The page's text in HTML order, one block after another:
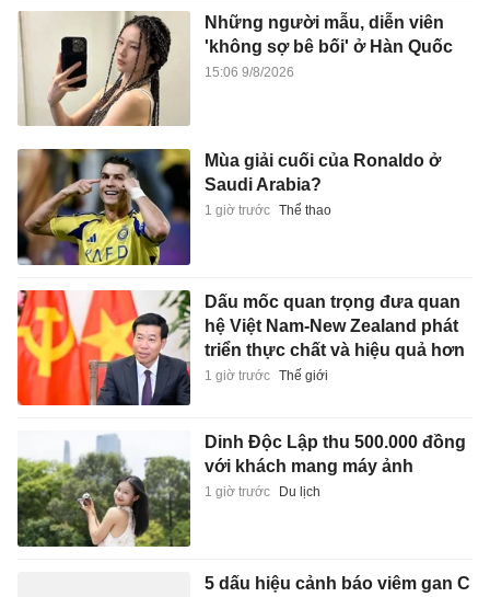
Những người mẫu, diễn viên
'không sợ bê bối' ở Hàn Quốc
15:06 9/8/2026
Mùa giải cuối của Ronaldo ở
Saudi Arabia?
1 giờ trước Thể thao
Dấu mốc quan trọng đưa quan
hệ Việt Nam-New Zealand phát
triển thực chất và hiệu quả hơn
1 giờ trước Thế giới
Dinh Độc Lập thu 500.000 đồng
với khách mang máy ảnh
1 giờ trước Du lịch
5 dấu hiệu cảnh báo viêm gan C